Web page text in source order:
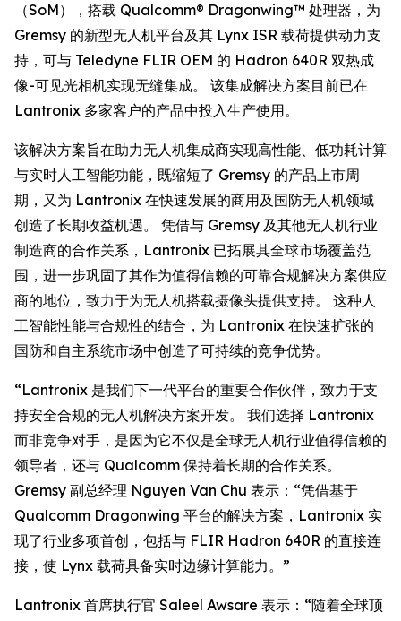
（SoM），搭载 Qualcomm® Dragonwing™ 处理器，为
Gremsy 的新型无人机平台及其 Lynx ISR 载荷提供动力支
持，可与 Teledyne FLIR OEM 的 Hadron 640R 双热成
像-可见光相机实现无缝集成。 该集成解决方案目前已在
Lantronix 多家客户的产品中投入生产使用。
该解决方案旨在助力无人机集成商实现高性能、低功耗计算
与实时人工智能功能，既缩短了 Gremsy 的产品上市周
期，又为 Lantronix 在快速发展的商用及国防无人机领域
创造了长期收益机遇。 凭借与 Gremsy 及其他无人机行业
制造商的合作关系，Lantronix 已拓展其全球市场覆盖范
围，进一步巩固了其作为值得信赖的可靠合规解决方案供应
商的地位，致力于为无人机搭载摄像头提供支持。 这种人
工智能性能与合规性的结合，为 Lantronix 在快速扩张的
国防和自主系统市场中创造了可持续的竞争优势。
“Lantronix 是我们下一代平台的重要合作伙伴，致力于支
持安全合规的无人机解决方案开发。 我们选择 Lantronix
而非竞争对手，是因为它不仅是全球无人机行业值得信赖的
领导者，还与 Qualcomm 保持着长期的合作关系。
Gremsy 副总经理 Nguyen Van Chu 表示：“凭借基于
Qualcomm Dragonwing 平台的解决方案，Lantronix 实
现了行业多项首创，包括与 FLIR Hadron 640R 的直接连
接，使 Lynx 载荷具备实时边缘计算能力。”
Lantronix 首席执行官 Saleel Awsare 表示：“随着全球顶